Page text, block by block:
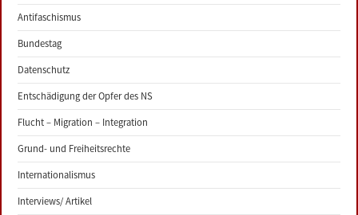
Antifaschismus
Bundestag
Datenschutz
Entschädigung der Opfer des NS
Flucht – Migration – Integration
Grund- und Freiheitsrechte
Internationalismus
Interviews/ Artikel